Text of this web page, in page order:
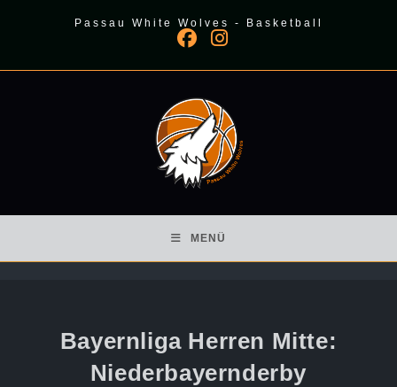
Passau White Wolves - Basketball
MENÜ
Bayernliga Herren Mitte:
Niederbayernderby